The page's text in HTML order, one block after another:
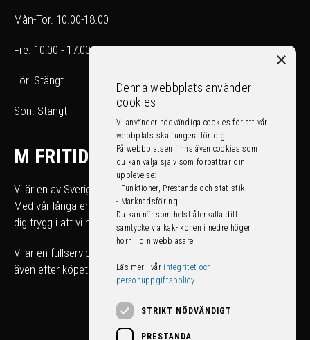
Mån-Tor. 10.00-18.00
Fre. 10:00 - 17:00
Lör. Stängt
Sön. Stängt
M FRITID
Vi är en av Sveriges största fritidsfordonshandlare.
Med vår långa erfarenhet kan du som köpare känna
dig trygg i att vi hjälper dig att hitta rätt fordon för just dig.
Vi är en fullserviceanläggning som tar hand om ditt fordon
även efter köpet!
×
Denna webbplats använder
cookies
Vi använder nödvändiga cookies för att vår
webbplats ska fungera för dig.
På webbplatsen finns även cookies som
du kan välja själv som förbättrar din
upplevelse:
- Funktioner, Prestanda och statistik.
- Marknadsföring
Du kan när som helst återkalla ditt
samtycke via kak-ikonen i nedre höger
hörn i din webbläsare.
Läs mer i vår integritet och
personuppgiftspolicy.
STRIKT NÖDVÄNDIGT
PRESTANDA